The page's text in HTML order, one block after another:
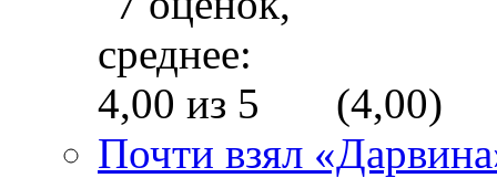
(4,00)
Почти взял